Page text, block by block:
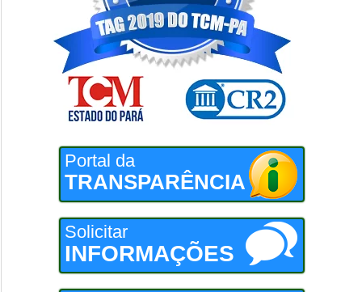
Portal da
TRANSPARÊNCIA
Solicitar
INFORMAÇÕES